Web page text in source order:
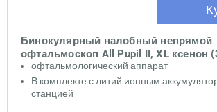
Бинокулярный налобный непрямой
офтальмоскоп All Pupil II, XL ксенон
офтальмологический аппарат
В комплекте с литий ионным
станцией